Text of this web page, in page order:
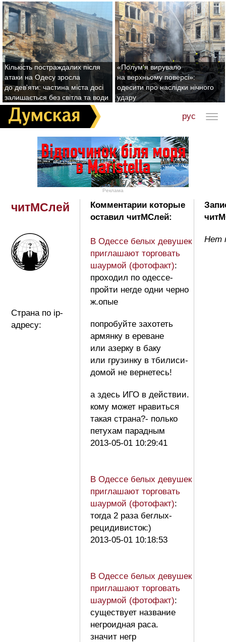
Кількість постраждалих після
атаки на Одесу зросла
до дев'яти: частина міста досі
залишається без світла та води
«Полум'я вирувало
на верхньому поверсі»:
одесити про наслідки нічного
удару
рус
Реклама
читМСлей
Страна по ip-
адресу:
Комментарии которые
оставил читМСлей:
В Одессе белых девушек
приглашают торговать
шаурмой (фотофакт):
проходил по одессе-
пройти негде одни черно
ж.опые
попробуйте захотеть
армянку в ереване
или азерку в баку
или грузинку в тбилиси-
домой не вернетесь!
а здесь ИГО в действии.
кому может нравиться
такая страна?- полько
петухам парадным
2013-05-01 10:29:41
В Одессе белых девушек
приглашают торговать
шаурмой (фотофакт):
тогда 2 раза беглых-
рецидивисток:)
2013-05-01 10:18:53
В Одессе белых девушек
приглашают торговать
шаурмой (фотофакт):
существует название
негроидная раса.
значит негр
Нет